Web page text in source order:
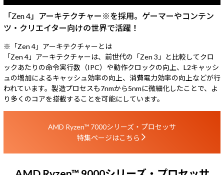
「Zen 4」アーキテクチャー ※を採用。ゲーマーやコンテン
ツ・クリエイター向けの世界で活躍！
※「Zen 4」アーキテクチャーとは
「Zen 4」アーキテクチャーは、前世代の「Zen 3」と比較してクロ
ックあたりの命令実行数（IPC）や動作クロックの向上、L2キャッシ
ュの増加によるキャッシュ効率の向上、消費電力効率の向上などが行
われています。製造プロセスも7nmから5nmに微細化したことで、よ
り多くのコアを搭載することを可能にしています。
AMD Ryzen™ 7000シリーズ・プロセッサ
特集ページはこちら